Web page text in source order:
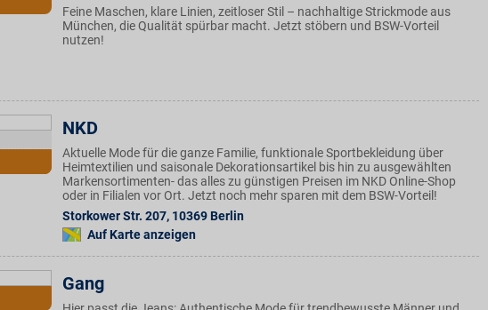
Feine Maschen, klare Linien, zeitloser Stil – nachhaltige Strickmode aus
München, die Qualität spürbar macht. Jetzt stöbern und BSW-Vorteil
nutzen!
NKD
Aktuelle Mode für die ganze Familie, funktionale Sportbekleidung über
Heimtextilien und saisonale Dekorationsartikel bis hin zu ausgewählten
Markensortimenten- das alles zu günstigen Preisen im NKD Online-Shop
oder in Filialen vor Ort. Jetzt noch mehr sparen mit dem BSW-Vorteil!
Storkower Str. 207, 10369 Berlin
Auf Karte anzeigen
Gang